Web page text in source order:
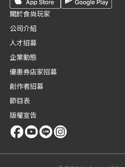
關於食尚玩家
公司介紹
人才招募
企業動態
優惠券店家招募
創作者招募
節目表
版權宣告